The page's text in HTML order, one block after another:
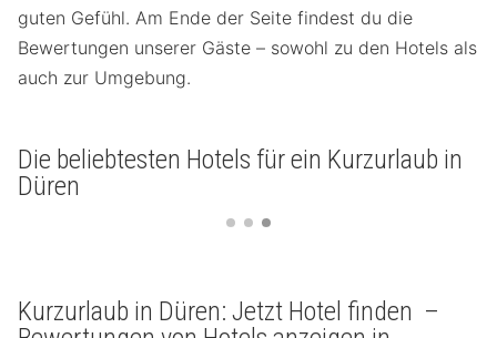
guten Gefühl. Am Ende der Seite findest du die
Bewertungen unserer Gäste – sowohl zu den Hotels als
auch zur Umgebung.
Die beliebtesten Hotels für ein Kurzurlaub in
Düren
Kurzurlaub in Düren: Jetzt Hotel finden –